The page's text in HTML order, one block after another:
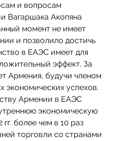
и вопросам
Вагаршака Акопяна
момент не имеет
и позволило достичь
в ЕАЭС имеет для
эффект. За
Армения, будучи членом
экономических успехов.
Армении в ЕАЭС
экономическую
более чем в 10 раз
торговли со странами